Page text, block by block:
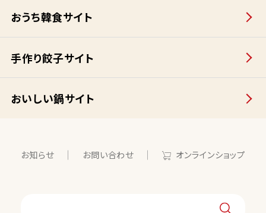
おうち韓食サイト
手作り餃子サイト
おいしい鍋サイト
お知らせ お問い合わせ オンラインショップ